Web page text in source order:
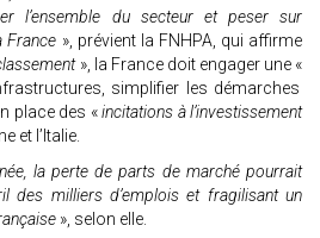
l’ensemble du secteur et peser sur
France », prévient la FNHPA, qui affirme
», la France doit engager une «
simplifier les démarches
place des «incitations à l’investissement
et l’Italie.
la perte de parts de marché pourrait
des milliers d’emplois et fragilisant un
», selon elle.